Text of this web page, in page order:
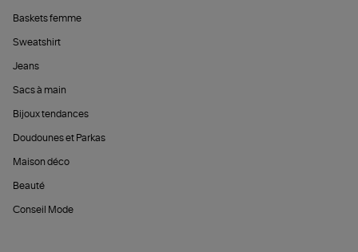
Baskets femme
Sweatshirt
Jeans
Sacs à main
Bijoux tendances
Doudounes et Parkas
Maison déco
Beauté
Conseil Mode